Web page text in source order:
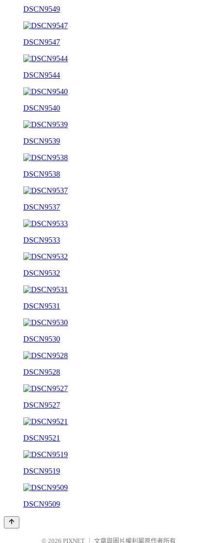
DSCN9549
DSCN9547
DSCN9544
DSCN9540
DSCN9539
DSCN9538
DSCN9537
DSCN9533
DSCN9532
DSCN9531
DSCN9530
DSCN9528
DSCN9527
DSCN9521
DSCN9519
DSCN9509
© 2026 PIXNET 文章與圖片權利屬原作者所有